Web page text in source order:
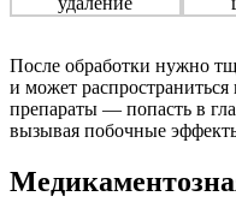
После обработки нужно
и может
препараты — попасть в
вызывая побочные